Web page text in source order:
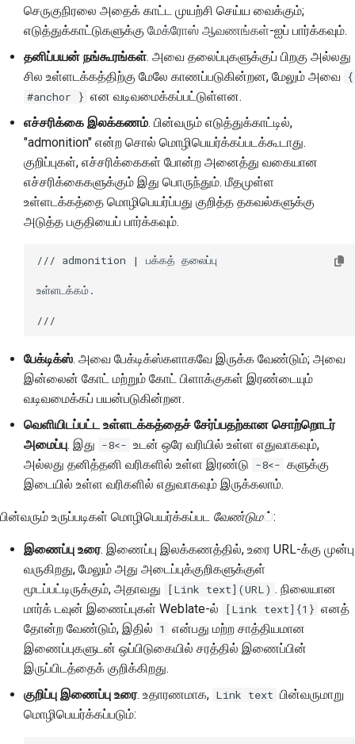
செருகுநிரலை அதைக் காட்ட முயற்சி செய்ய வைக்கும்;
எடுத்துக்காட்டுகளுக்கு மேக்ரோஸ் ஆவணங்கள்-ஐப் பார்க்கவும்.
தனிப்பயன் நங்கூரங்கள். அவை தலைப்புகளுக்குப் பிறகு அல்லது
சில உள்ளடக்கத்திற்கு மேலே காணப்படுகின்றன, மேலும் அவை {
#anchor } என வடிவமைக்கப்பட்டுள்ளன.
எச்சரிக்கை இலக்கணம். பின்வரும் எடுத்துக்காட்டில்,
"admonition" என்ற சொல் மொழிபெயர்க்கப்படக்கூடாது.
குறிப்புகள், எச்சரிக்கைகள் போன்ற அனைத்து வகையான
எச்சரிக்கைகளுக்கும் இது பொருந்தும். மீதமுள்ள
உள்ளடக்கத்தை மொழிபெயர்ப்பது குறித்த தகவல்களுக்கு
அடுத்த பகுதியைப் பார்க்கவும்.
/// admonition | பக்கத் தலைப்பு
உள்ளடக்கம்.
பேக்டிக்ஸ். அவை பேக்டிக்ஸ்களாகவே இருக்க வேண்டும்; அவை
இன்லைன் கோட் மற்றும் கோட் பிளாக்குகள் இரண்டையும்
வடிவமைக்கப் பயன்படுகின்றன.
வெளியிடப்பட்ட உள்ளடக்கத்தைச் சேர்ப்பதற்கான சொற்றொடர்
அமைப்பு. இது -8<- உடன் ஒரே வரியில் உள்ள எதுவாகவும்,
அல்லது தனித்தனி வரிகளில் உள்ள இரண்டு -8<- களுக்கு
இடையில் உள்ள வரிகளில் எதுவாகவும் இருக்கலாம்.
பின்வரும் உருப்படிகள் மொழிபெயர்க்கப்பட வேண்டும்:
இணைப்பு உரை. இணைப்பு இலக்கணத்தில், உரை URL-க்கு முன்பு
வருகிறது, மேலும் அது அடைப்புக்குறிகளுக்குள்
மூடப்பட்டிருக்கும், அதாவது
[Link text](URL) . நிலையான
மார்க் டவுன் இணைப்புகள் Weblate-ல்
[Link text]{1} எனத்
தோன்ற வேண்டும், இதில் 1
என்பது மற்ற சாத்தியமான
இணைப்புகளுடன் ஒப்பிடுகையில் சரத்தில் இணைப்பின்
இருப்பிடத்தைக் குறிக்கிறது.
குறிப்பு இணைப்பு உரை. உதாரணமாக, Link text பின்வருமாறு
மொழிபெயர்க்கப்படும்: